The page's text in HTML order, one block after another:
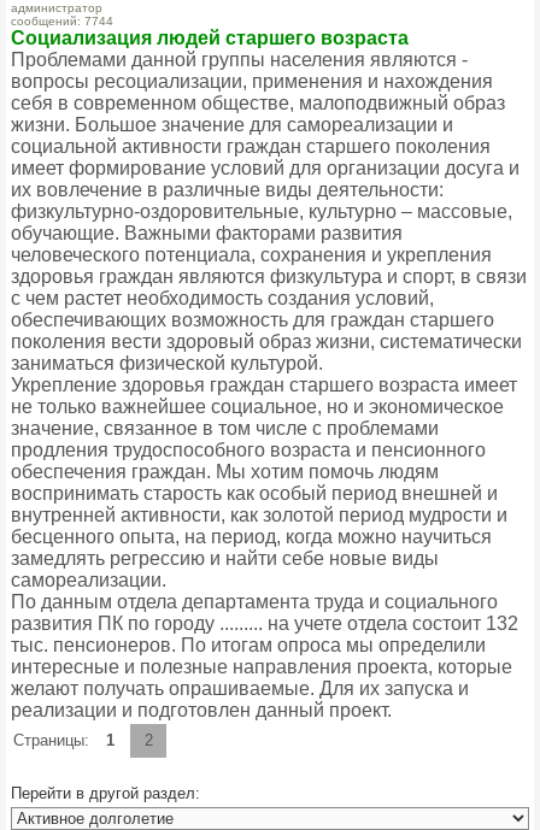
администратор
сообщений: 7744
Социализация людей старшего возраста
Проблемами данной группы населения являются -
вопросы ресоциализации, применения и нахождения
себя в современном обществе, малоподвижный образ
жизни. Большое значение для самореализации и
социальной активности граждан старшего поколения
имеет формирование условий для организации досуга и
их вовлечение в различные виды деятельности:
физкультурно-оздоровительные, культурно – массовые,
обучающие. Важными факторами развития
человеческого потенциала, сохранения и укрепления
здоровья граждан являются физкультура и спорт, в связи
с чем растет необходимость создания условий,
обеспечивающих возможность для граждан старшего
поколения вести здоровый образ жизни, систематически
заниматься физической культурой.
Укрепление здоровья граждан старшего возраста имеет
не только важнейшее социальное, но и экономическое
значение, связанное в том числе с проблемами
продления трудоспособного возраста и пенсионного
обеспечения граждан. Мы хотим помочь людям
воспринимать старость как особый период внешней и
внутренней активности, как золотой период мудрости и
бесценного опыта, на период, когда можно научиться
замедлять регрессию и найти себе новые виды
самореализации.
По данным отдела департамента труда и социального
развития ПК по городу ......... на учете отдела состоит 132
тыс. пенсионеров. По итогам опроса мы определили
интересные и полезные направления проекта, которые
желают получать опрашиваемые. Для их запуска и
реализации и подготовлен данный проект.
Страницы: 1 2
Перейти в другой раздел: